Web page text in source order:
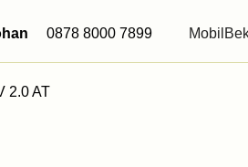
0878 8000 7899
2.0 AT